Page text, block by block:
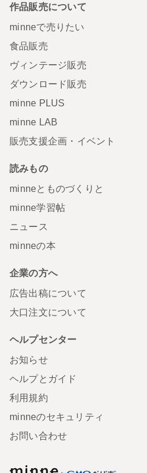
作品販売について
minneで売りたい
食品販売
ヴィンテージ販売
ダウンロード販売
minne PLUS
minne LAB
販売支援企画・イベント
読みもの
minneとものづくりと
minne学習帖
ニュース
minneの本
企業の方へ
広告出稿について
大口注文について
ヘルプセンター
お知らせ
ヘルプとガイド
利用規約
minneのセキュリティ
お問い合わせ